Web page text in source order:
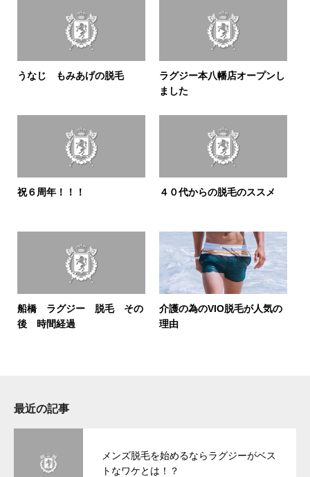
うなじ もみあげの脱毛
ラグジー本八幡店オープンし
ました
祝６周年！！！ ４０代からの脱毛のススメ
船橋 ラグジー 脱毛 その
後 時間経過
介護の為のVIO脱毛が人気の
理由
最近の記事
メンズ脱毛を始めるならラグジーがベス
トなワケとは！？